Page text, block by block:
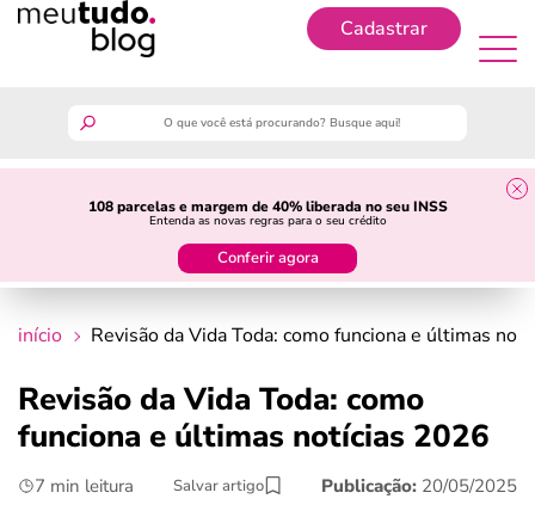
Cadastrar
108 parcelas e margem de 40% liberada no seu INSS
Entenda as novas regras para o seu crédito
Conferir agora
guia do trabalhador
crédito fácil
últimas notícias
início Revisão da Vida Toda: como funciona e últimas
Revisão da Vida Toda: como
funciona e últimas notícias 2026
7 min leitura Salvar artigo Publicação: 20/05/2025